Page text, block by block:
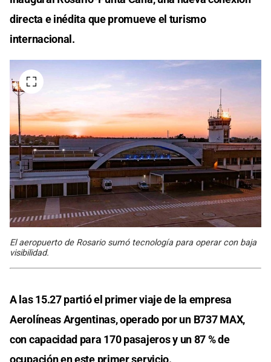
directa e inédita que promueve el turismo
internacional.
El aeropuerto de Rosario sumó tecnología para operar con baja
visibilidad.
A las 15.27 partió el primer viaje de la empresa
Aerolíneas Argentinas, operado por un B737 MAX,
con capacidad para 170 pasajeros y un 87 % de
ocupación en este primer servicio.